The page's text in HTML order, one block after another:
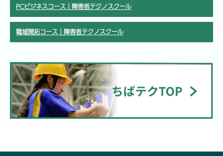
PCビジネスコース｜障害者テクノスクール
職域開拓コース｜障害者テクノスクール